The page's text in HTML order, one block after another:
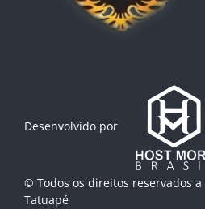
Desenvolvido por
© Todos os direitos reservados a
Tatuapé